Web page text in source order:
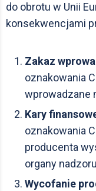
do obrotu w Unii
konsekwencjami
Zakaz
oznakowania
wprowadzane
Kary
oznakowania
producenta
organy
Wycofanie